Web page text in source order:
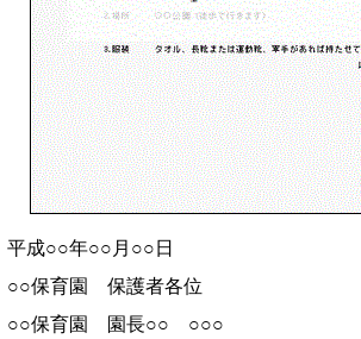
平成○○年○○月○○日
○○保育園 保護者各位
○○保育園 園長○○ ○○○